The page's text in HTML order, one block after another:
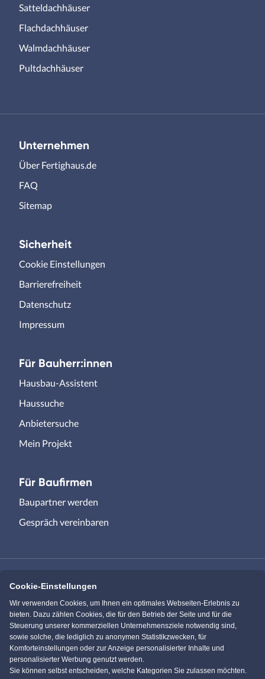
Satteldachhäuser
Flachdachhäuser
Walmdachhäuser
Pultdachhäuser
Unternehmen
Über Fertighaus.de
FAQ
Sitemap
Sicherheit
Cookie Einstellungen
Barrierefreiheit
Datenschutz
Impressum
Für Bauherr:innen
Hausbau-Assistent
Haussuche
Anbietersuche
Mein Projekt
Für Baufirmen
Baupartner werden
Gespräch vereinbaren
Immowelt.de Bauen.de
Massivhaus.de Bungalow.de
Einfamilienhaus.de
Cookie-Einstellungen
Wir verwenden Cookies, um Ihnen ein optimales Webseiten-Erlebnis zu
bieten. Dazu zählen Cookies, die für den Betrieb der Seite und für die
Steuerung unserer kommerziellen Unternehmensziele notwendig sind,
sowie solche, die lediglich zu anonymen Statistikzwecken, für
Komforteinstellungen oder zur Anzeige personalisierter Inhalte und
personalisierter Werbung genutzt werden.
Sie können selbst entscheiden, welche Kategorien Sie zulassen möchten.